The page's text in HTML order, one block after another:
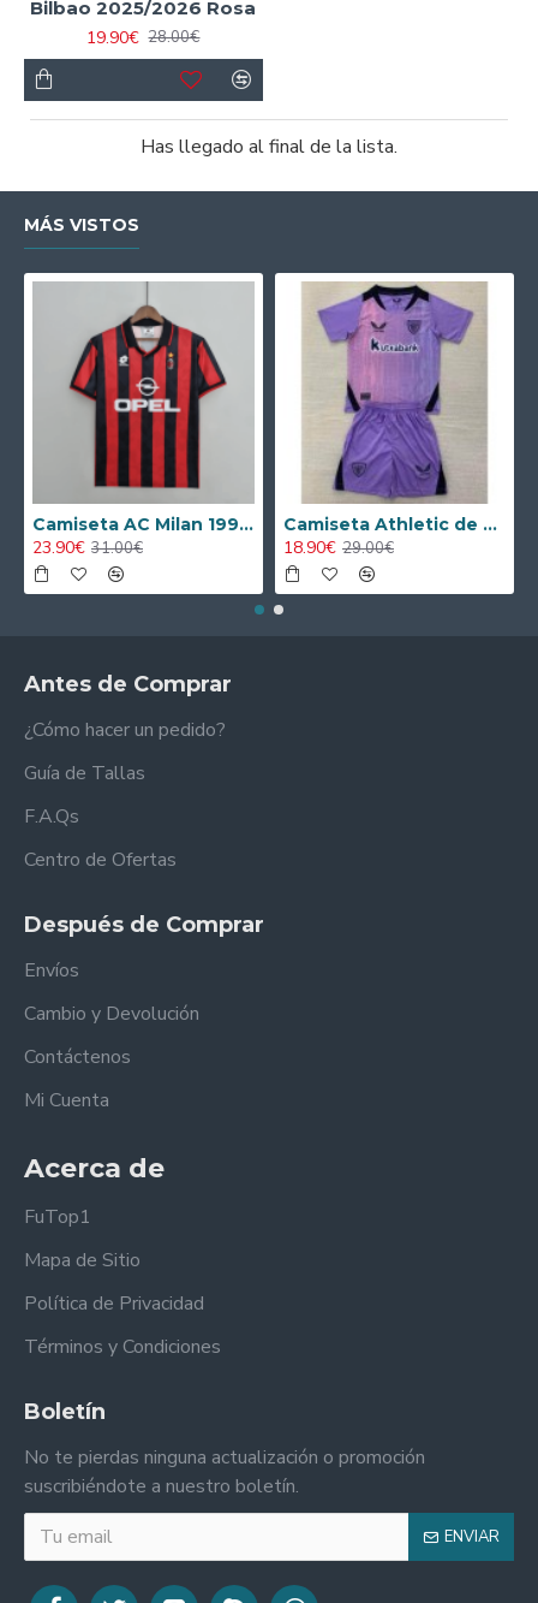
Bilbao 2025/2026 Rosa
19.90€ 28.00€
Has llegado al final de la lista.
MÁS VISTOS
Camiseta AC Milan 1995/1996 Local Retro
23.90€ 31.00€
Camiseta Athletic de Bilbao 2024/2025 Alternativo Niño Kit
18.90€ 29.00€
Antes de Comprar
¿Cómo hacer un pedido?
Guía de Tallas
F.A.Qs
Centro de Ofertas
Después de Comprar
Envíos
Cambio y Devolución
Contáctenos
Mi Cuenta
Acerca de
FuTop1
Mapa de Sitio
Política de Privacidad
Términos y Condiciones
Boletín
No te pierdas ninguna actualización o promoción
suscribiéndote a nuestro boletín.
ENVIAR